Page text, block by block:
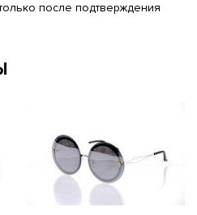
после подтверждения